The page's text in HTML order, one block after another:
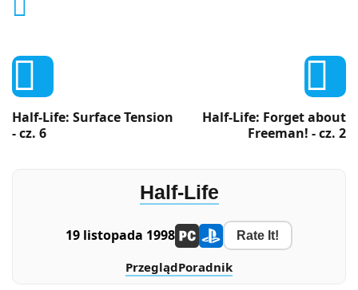


Half-Life: Surface Tension
- cz. 6
Half-Life: Forget about
Freeman! - cz. 2

Half-Life
19 listopada 1998 Rate It!
PrzeglądPoradnik